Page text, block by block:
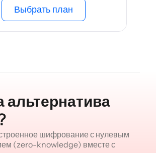
Выбрать план
альтернатива
шифрование с нулевым
(zero-knowledge) вместе с